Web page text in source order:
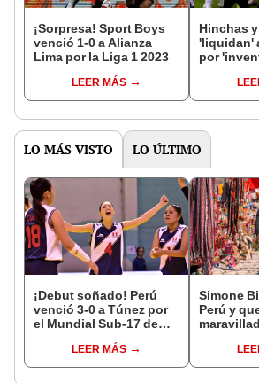
¡Sorpresa! Sport Boys
venció 1-0 a Alianza
Lima por la Liga 1 2023
LEER MÁS
Hinchas
'liquidan'
por
LO MÁS VISTO LO ÚLTIMO
¡Debut soñado! Perú
venció 3-0 a Túnez por
el Mundial Sub-17 de
LEER MÁS
Simone
Perú y
lo
país"